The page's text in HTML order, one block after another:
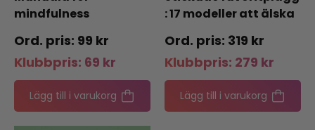
mindfulness
99 kr
Klubbpris: 69 kr
Lägg till i varukorg
: 17 modeller att älska
319 kr
Klubbpris: 279 kr
Lägg till i varukorg